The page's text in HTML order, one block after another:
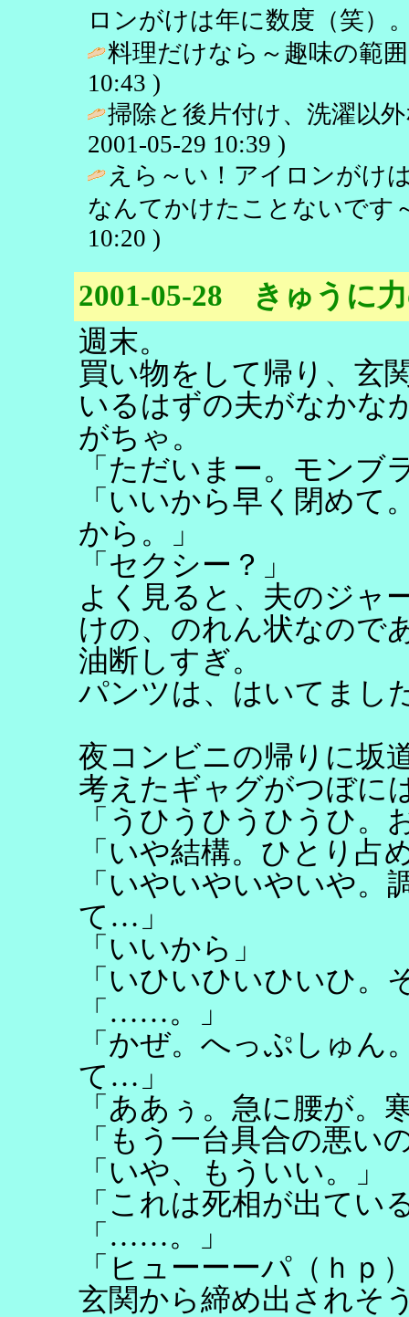
ロンがけは年に数度（笑）
料理だけなら～趣味の範
10:43 )
掃除と後片付け、洗濯以
2001-05-29 10:39 )
えら～い！アイロンがけ
なんてかけたことないです
10:20 )
2001-05-28 きゅうに
週末。
買い物をして帰り、玄
いるはずの夫がなかな
がちゃ。
「ただいまー。モンブ
「いいから早く閉めて
から。」
「セクシー？」
よく見ると、夫のジャ
けの、のれん状なので
油断しすぎ。
パンツは、はいてまし
夜コンビニの帰りに坂
考えたギャグがつぼに
「うひうひうひうひ。
「いや結構。ひとり占
「いやいやいやいや。
て…」
「いいから」
「いひいひいひいひ。
「……。」
「かぜ。へっぷしゅ
て…」
「ああぅ。急に腰が。
「もう一台具合の悪
「いや、もういい。」
「これは死相が出てい
「……。」
「ヒューーーパ（ｈｐ
玄関から締め出されそ